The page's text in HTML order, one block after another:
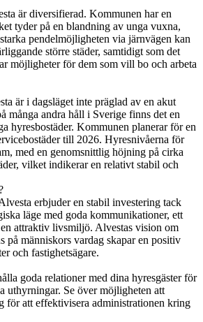
är diversifierad. Kommunen har en
tyder på en blandning av unga vuxna,
pendelmöjligheten via järnvägen kan
större städer, samtidigt som det
möjligheter för dem som vill bo och arbeta
är i dagsläget inte präglad av en akut
många andra håll i Sverige finns det en
hyresbostäder. Kommunen planerar för en
till 2026. Hyresnivåerna för
med en genomsnittlig höjning på cirka
vilket indikerar en relativt stabil och
erbjuder en stabil investering tack
läge med goda kommunikationer, ett
attraktiv livsmiljö. Alvestas vision om
på människors vardag skapar en positiv
och fastighetsägare.
goda relationer med dina hyresgäster för
uthyrningar. Se över möjligheten att
för att effektivisera administrationen kring